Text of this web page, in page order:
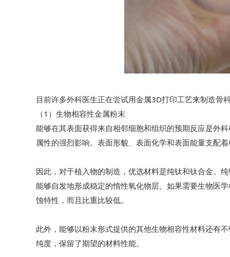
目前许多外科医生正在尝试用金属3D打印工艺来制造
（1）生物相容性金属粉末
能够在其表面获得来自相邻细胞和组织的预期反应是外
属性的强烈影响。表面形貌、表面化学和表面能量支配
因此，对于植入物的制造，优选材料是纯钛和钛合金。
能够自发地形成稳定的惰性氧化物层。如果需要生物医
蚀特性，而且比重比较低。
此外，能够以粉末形式提供的其他生物相容性材料还有
纯度，保留了期望的材料性能。